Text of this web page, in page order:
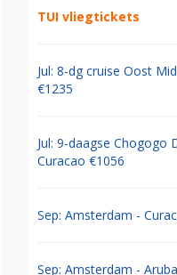
TUI vliegtickets
Jul: 8-dg cruise Oost
€1235
Jul: 9-daagse Chogogo
Curacao €1056
Sep: Amsterdam -
Sep: Amsterdam -